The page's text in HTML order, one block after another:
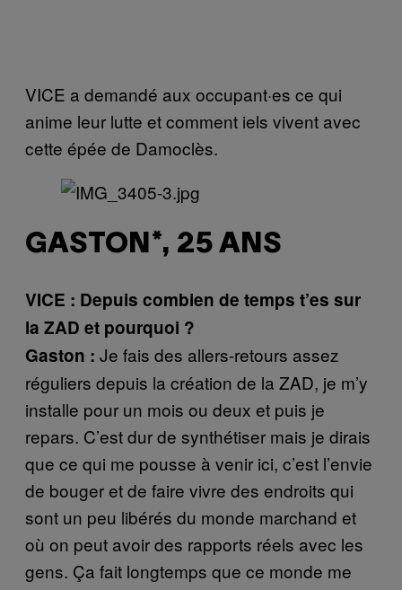
VICE a demandé aux occupant·es ce qui
anime leur lutte et comment iels vivent avec
cette épée de Damoclès.
GASTON*, 25 ANS
VICE : Depuis combien de temps t’es sur
la ZAD et pourquoi ?
Gaston : Je fais des allers-retours assez
réguliers depuis la création de la ZAD, je m’y
installe pour un mois ou deux et puis je
repars. C’est dur de synthétiser mais je dirais
que ce qui me pousse à venir ici, c’est l’envie
de bouger et de faire vivre des endroits qui
sont un peu libérés du monde marchand et
où on peut avoir des rapports réels avec les
gens. Ça fait longtemps que ce monde me